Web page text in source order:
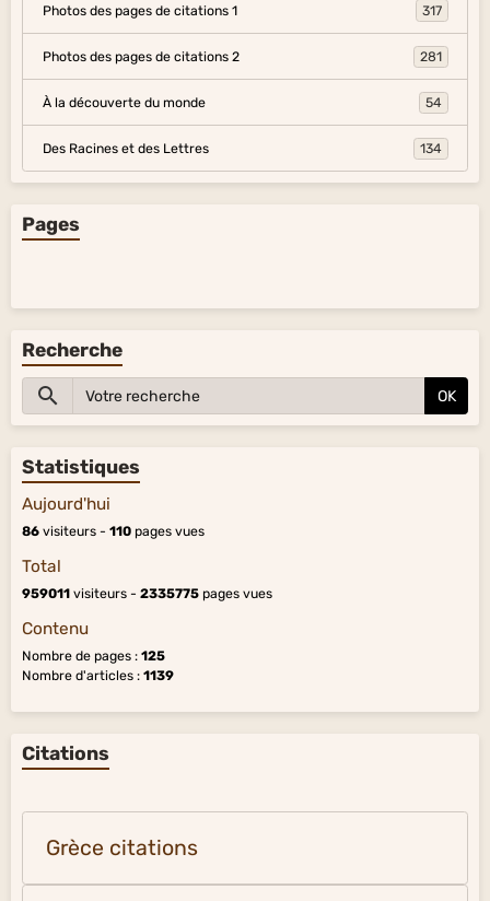
Photos des pages de citations 1 317
Photos des pages de citations 2 281
À la découverte du monde 54
Des Racines et des Lettres 134
Pages
Recherche
OK
Statistiques
Aujourd'hui
86 visiteurs - 110 pages vues
Total
959011 visiteurs - 2335775 pages vues
Contenu
Nombre de pages : 125
Nombre d'articles : 1139
Citations
Grèce citations